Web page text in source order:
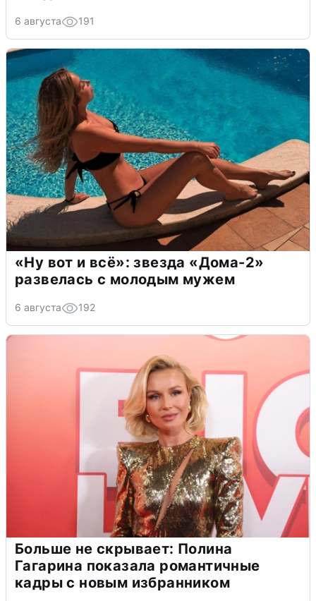
6 августа 191
«Ну вот и всё»: звезда «Дома-2»
развелась с молодым мужем
6 августа 192
Больше не скрывает: Полина
Гагарина показала романтичные
кадры с новым избранником